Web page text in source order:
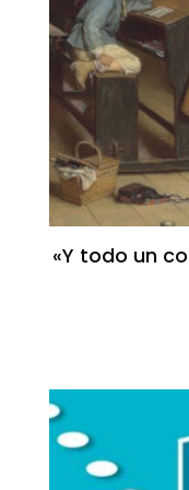
«Y todo un